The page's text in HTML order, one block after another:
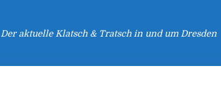
Der aktuelle Klatsch & Tratsch in und um Dresden